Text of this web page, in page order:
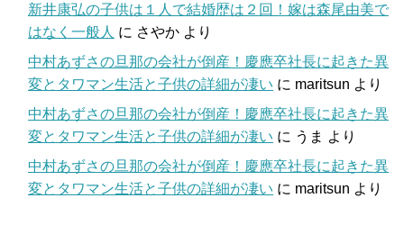
新井康弘の子供は１人で結婚歴は２回！嫁は森尾由美で
はなく一般人 に さやか より
中村あずさの旦那の会社が倒産！慶應卒社長に起きた異
変とタワマン生活と子供の詳細が凄い に maritsun より
中村あずさの旦那の会社が倒産！慶應卒社長に起きた異
変とタワマン生活と子供の詳細が凄い に うま より
中村あずさの旦那の会社が倒産！慶應卒社長に起きた異
変とタワマン生活と子供の詳細が凄い に maritsun より